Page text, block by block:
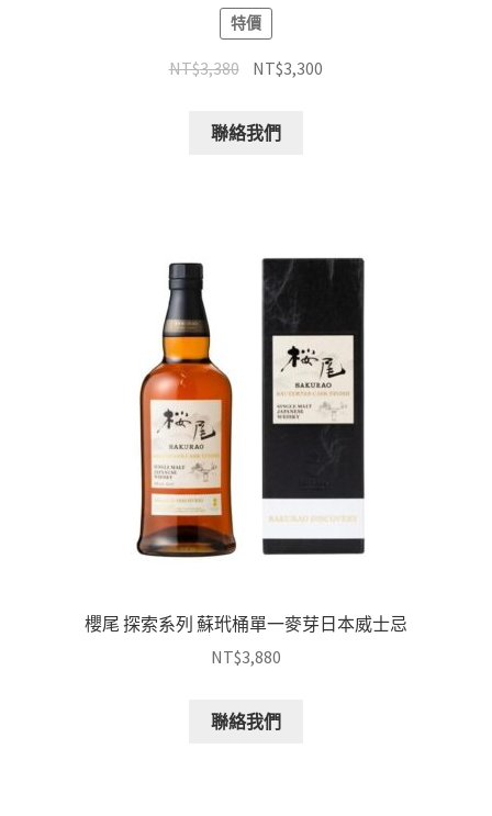
特價
NT$3,380 NT$3,300
聯絡我們
櫻尾 探索系列 蘇玳桶單一麥芽日本威士忌
NT$3,880
聯絡我們